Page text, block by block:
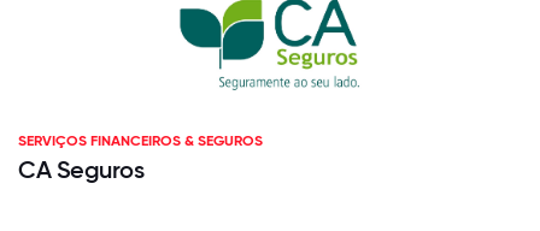
SERVIÇOS FINANCEIROS & SEGUROS
CA Seguros